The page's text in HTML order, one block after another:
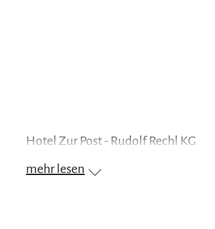
Hotel Zur Post - Rudolf Rechl KG
mehr lesen